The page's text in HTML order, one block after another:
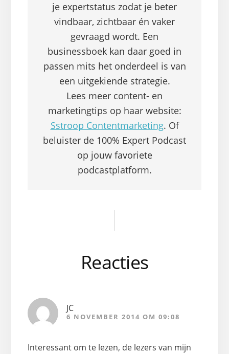
je expertstatus zodat je beter
vindbaar, zichtbaar én vaker
gevraagd wordt. Een
businessboek kan daar goed in
passen mits het onderdeel is van
een uitgekiende strategie.
Lees meer content- en
marketingtips op haar website:
Sstroop Contentmarketing. Of
beluister de 100% Expert Podcast
op jouw favoriete
podcastplatform.
Reacties
JC
6 NOVEMBER 2014 OM 09:08
Interessant om te lezen, de lezers van mijn